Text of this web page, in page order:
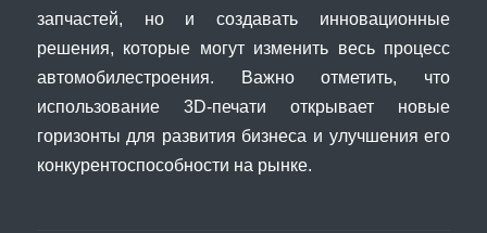
запчастей, но и создавать инновационные
решения, которые могут изменить весь процесс
автомобилестроения. Важно отметить, что
использование 3D-печати открывает новые
горизонты для развития бизнеса и улучшения его
конкурентоспособности на рынке.